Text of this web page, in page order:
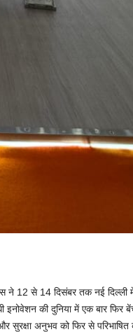
ने 12 से 14 दिसंबर तक नई दिल्ली
की दुनिया में एक बार फिर
सुरक्षा अनुभव को फिर से परिभाषित